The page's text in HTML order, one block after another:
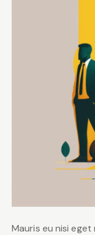
Mauris eu nisi